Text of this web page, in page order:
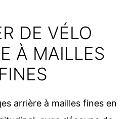
DE VÉLO
À MAILLES
FINES
arrière à mailles fines en